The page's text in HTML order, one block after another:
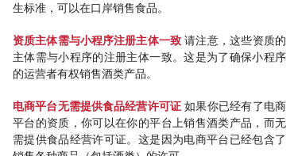
生标准，可以在口岸销售食品。
资质主体需与小程序注册主体一致 请注意，这些资质的
主体需与小程序的注册主体一致。这是为了确保小程序
的运营者有权销售酒类产品。
电商平台无需提供食品经营许可证 如果你已经有了电商
平台的资质，你可以在你的平台上销售酒类产品，而无
需提供食品经营许可证。这是因为电商平台已经包含了